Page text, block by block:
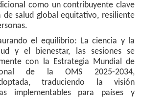
como un contribuyente clave
de salud global equitativo, resiliente
el equilibrio: La ciencia y la
y el bienestar, las sesiones se
con la Estrategia Mundial de
de la OMS 2025-2034,
traduciendo la visión
implementables para países y